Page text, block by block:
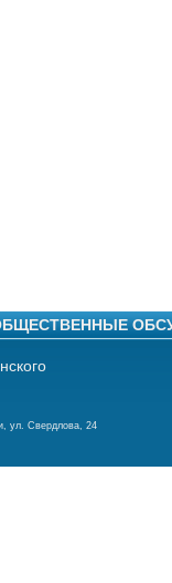
ул. Свердлова, 24